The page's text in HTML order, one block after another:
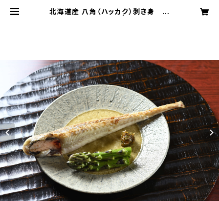
北海道産 八角（ハッカク）剥き身 特